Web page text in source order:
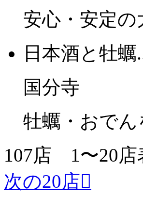
安心・安定
日本酒と牡
国分寺
牡蠣・おで
107店 1〜20店
次の20店